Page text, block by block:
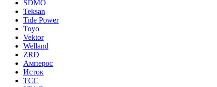
SDMO
Teksan
Tide Power
Toyo
Vektor
Welland
ZRD
Амперос
Исток
ТСС